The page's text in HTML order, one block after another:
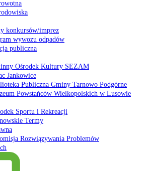
konkursów/imprez
wywozu odpadów
publiczna
Ośrodek Kultury SEZAM
Jankowice
Publiczna Gminy Tarnowo Podgórne
Powstańców Wielkopolskich w Lusowie
Sportu i Rekreacji
Termy
Rozwiązywania Problemów